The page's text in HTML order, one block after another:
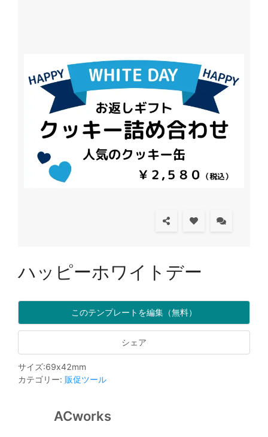
ハッピーホワイトデー
このテンプレートを編集（無料）
シェア
サイズ:69x42mm
カテゴリー: 販促ツール
ACworks